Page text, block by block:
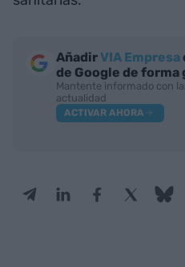
AñadirVIA Empresa
de Google de
Mantente informado con
actualidad
ACTIVAR AHORA